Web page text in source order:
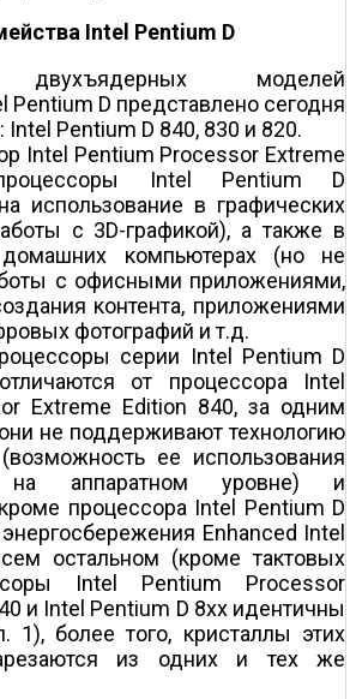
Intel Pentium D
двухъядерных моделей
Pentium D представлено сегодня
Pentium D 840, 830 и 820.
Intel Pentium Processor Extreme
Intel Pentium D
использование в графических
с 3D-графикой), а также в
домашних компьютерах (но не
с офисными приложениями,
контента, приложениями
фотографий и т.д.
серии Intel Pentium D
от процессора Intel
Extreme Edition 840, за одним
не поддерживают технологию
ее использования
на аппаратном уровне) и
процессора Intel Pentium D
Enhanced Intel
остальном (кроме тактовых
Intel Pentium Processor
и Intel Pentium D 8хх идентичны
1), более того, кристаллы этих
из одних и тех же